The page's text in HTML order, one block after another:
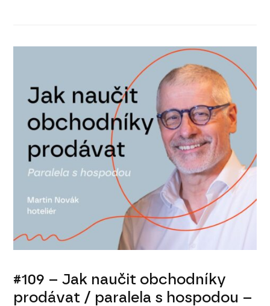
#109 – Jak naučit obchodníky
prodávat / paralela s hospodou –